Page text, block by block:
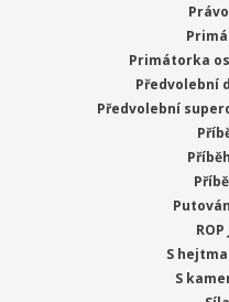
Primátorka
Předvolební
Předvolební
S
S